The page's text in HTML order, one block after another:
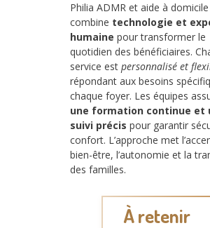
Philia ADMR et aide à domicile
combine technologie et
humaine pour transformer le
quotidien des bénéficiaires.
service est personnalisé et
répondant aux besoins
chaque foyer. Les équipes
une formation continue et
suivi précis pour garantir
confort. L’approche met
bien-être, l’autonomie et la
des familles.
À retenir